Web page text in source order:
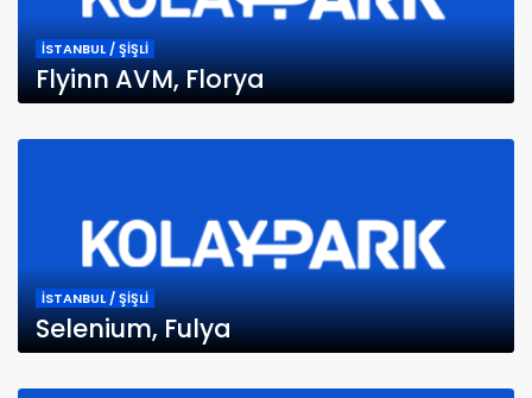
İSTANBUL / ŞİŞLİ
Flyinn AVM, Florya
İSTANBUL / ŞİŞLİ
Selenium, Fulya